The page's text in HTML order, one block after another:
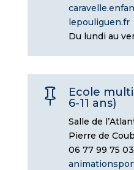
lepouliguen.fr
Du lundi au

Ecole
6-11 ans)
Salle de
Pierre de
06 77 99 75 03